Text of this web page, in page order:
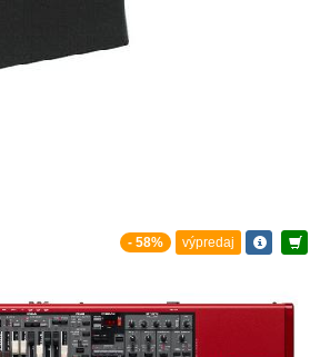
- 58% výpredaj